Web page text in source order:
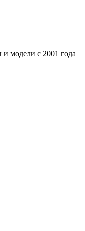
модели с 2001 года